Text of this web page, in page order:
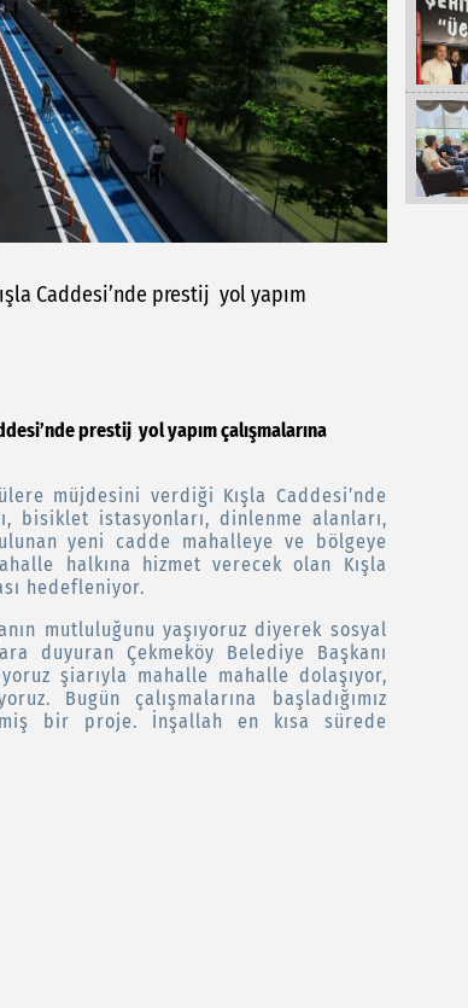
Caddesi’nde prestij yol yapım
prestij yol yapım çalışmalarına
müjdesini verdiği Kışla Caddesi’nde
bisiklet istasyonları, dinlenme alanları,
yeni cadde mahalleye ve bölgeye
halkına hizmet verecek olan Kışla
hedefleniyor.
mutluluğunu yaşıyoruz diyerek sosyal
duyuran Çekmeköy Belediye Başkanı
şiarıyla mahalle mahalle dolaşıyor,
Bugün çalışmalarına başladığımız
bir proje. İnşallah en kısa sürede